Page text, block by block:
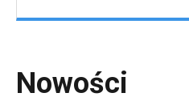
Nowości